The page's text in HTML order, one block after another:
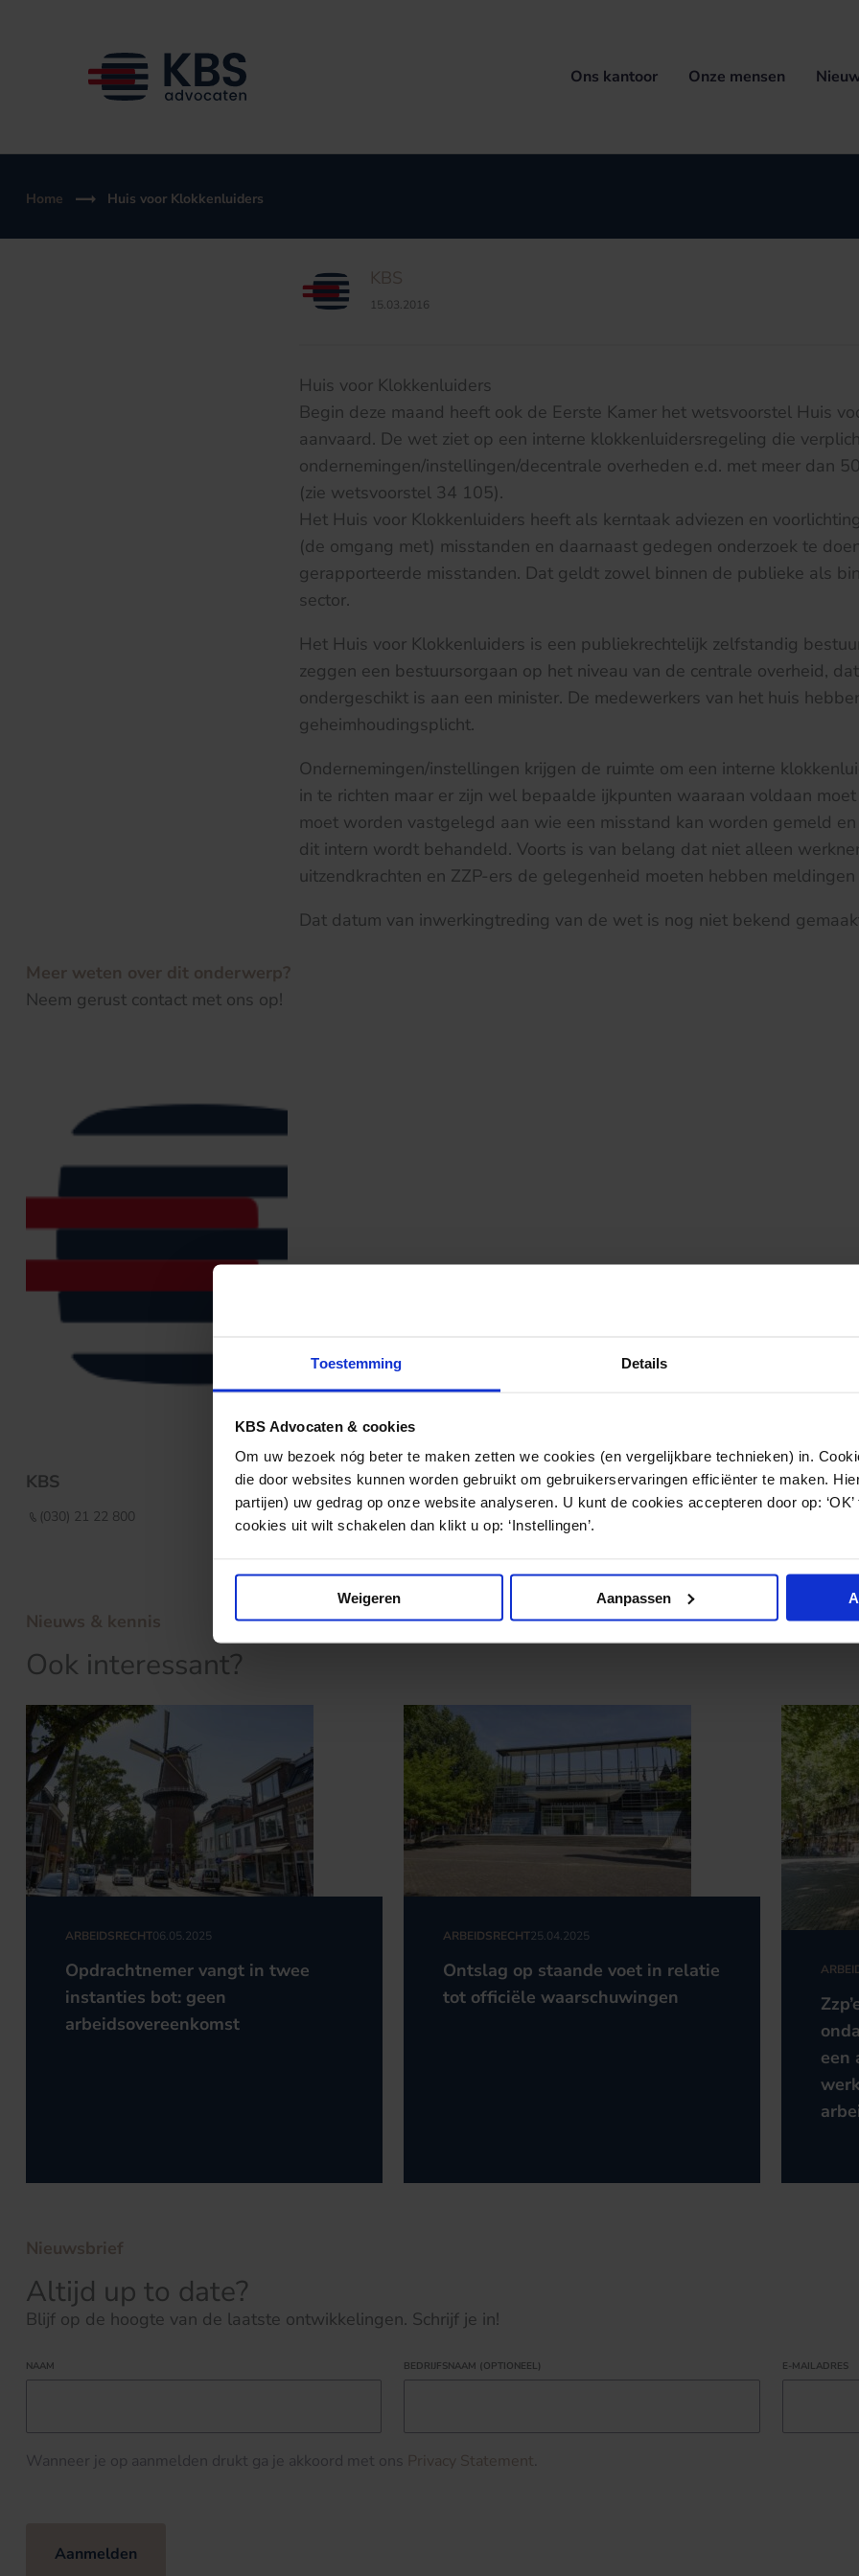
Toestemming Details
KBS Advocaten & cookies
Om uw bezoek nóg beter te maken zetten we cookies (en vergelijkbare technieken) in.
die door websites kunnen worden gebruikt om gebruikerservaringen efficiënter te maken.
partijen) uw gedrag op onze website analyseren. U kunt de cookies accepteren door op:
cookies uit wilt schakelen dan klikt u op: ‘Instellingen’.
Weigeren Aanpassen
Ons kantoor Onze mensen
Home Huis voor Klokkenluiders
KBS
15.03.2016
Huis voor Klokkenluiders
Begin deze maand heeft ook de Eerste Kamer het wetsvoorstel Huis
aanvaard. De wet ziet op een interne klokkenluidersregeling die
ondernemingen/instellingen/decentrale overheden e.d. met meer dan
(zie wetsvoorstel 34 105).
Het Huis voor Klokkenluiders heeft als kerntaak adviezen en
(de omgang met) misstanden en daarnaast gedegen onderzoek te
gerapporteerde misstanden. Dat geldt zowel binnen de publieke als
sector.
Het Huis voor Klokkenluiders is een publiekrechtelijk zelfstandig
zeggen een bestuursorgaan op het niveau van de centrale overheid,
ondergeschikt is aan een minister. De medewerkers van het huis
geheimhoudingsplicht.
Ondernemingen/instellingen krijgen de ruimte om een interne
in te richten maar er zijn wel bepaalde ijkpunten waaraan voldaan
moet worden vastgelegd aan wie een misstand kan worden gemeld
dit intern wordt behandeld. Voorts is van belang dat niet alleen
uitzendkrachten en ZZP-ers de gelegenheid moeten hebben
Dat datum van inwerkingtreding van de wet is nog niet bekend
Meer weten over dit onderwerp?
Neem gerust contact met ons op!
KBS
(030) 21 22 800
Nieuws & kennis
Ook interessant?
ARBEIDSRECHT06.05.2025
Opdrachtnemer vangt in twee
instanties bot: geen
arbeidsovereenkomst
ARBEIDSRECHT25.04.2025
Ontslag op staande voet in relatie
tot officiële waarschuwingen
een
Nieuwsbrief
Altijd up to date?
Blijf op de hoogte van de laatste ontwikkelingen. Schrijf je in!
NAAM BEDRIJFSNAAM (OPTIONEEL) E-MAILADRES
Wanneer je op aanmelden drukt ga je akkoord met ons Privacy Statement.
Aanmelden